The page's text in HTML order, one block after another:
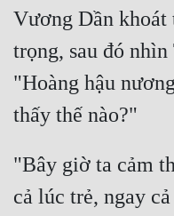
Vương Dần khoát
trọng, sau đó
"Hoàng hậu
"Bây giờ ta cảm
cả lúc trẻ, ngay